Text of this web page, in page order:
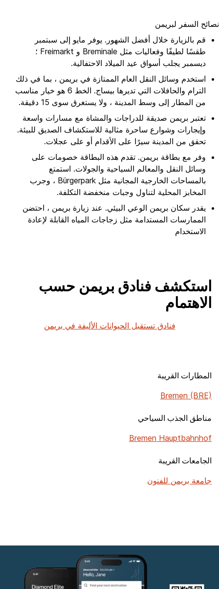
نصائح السفر لبريمن
قم بالزيارة خلال أفضل الشهور. يوفر مايو إلى سبتمبر
طقسًا لطيفًا وفعاليات مثل Breminale و Freimarkt ؛
ديسمبر يجلب أسواق عيد الميلاد الاحتفالية.
استخدم وسائل النقل العام الممتازة في بريمن ، بما في ذلك
الترام والحافلات التي تديرها بيساج. الخط 6 هو خيار مناسب
من المطار إلى وسط المدينة ، ولا يستغرق سوى 15 دقيقة.
تعتبر بريمن صديقة للدراجات والمشاة مع مسارات واسعة
وإيجارات وشوارع ساحرة مثالية للاستكشاف الصديق للبيئة.
تحقق من المدينة سيرًا على الأقدام أو على عجلات.
وفر مع بطاقة بريمن. تقدم هذه البطاقة خصومات على
وسائل النقل والمعالم السياحية والجولات. استمتع
بالمساحات الخارجية المجانية مثل Bürgerpark ، وجرب
المخابز المحلية لتناول وجبات منخفضة التكلفة.
يقدر سكان بريمن الوعي البيئي. عند زيارة بريمن ، احتضن
الممارسات المستدامة مثل زجاجات المياه القابلة لإعادة
الاستخدام
استكشف فنادق بريمن حسب
الاهتمام
فنادق تستقبل الحيوانات الأليفة في بريمن
المطارات القريبة
Bremen (BRE)
مناطق الجذب السياحي
Bremen Hauptbahnhof
الجامعات القريبة
جامعة بريمن للفنون